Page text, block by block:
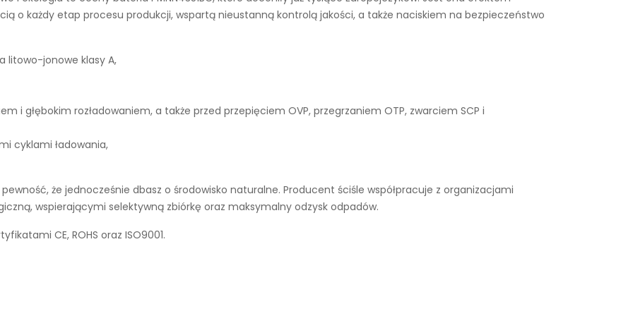
o każdy etap procesu produkcji, wspartą nieustanną kontrolą jakości, a także naciskiem na bezpieczeństwo
litowo-jonowe klasy A,
i głębokim rozładowaniem, a także przed przepięciem OVP, przegrzaniem OTP, zwarciem SCP i
cyklami ładowania,
że jednocześnie dbasz o środowisko naturalne. Producent ściśle współpracuje z organizacjami
wspierającymi selektywną zbiórkę oraz maksymalny odzysk odpadów.
CE, ROHS oraz ISO9001.